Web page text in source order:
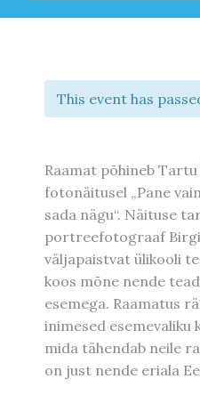
This event has
Raamat põhineb
fotonäitusel „Pane
sada nägu“. Näituse
portreefotograaf
väljapaistvat ülikooli
koos mõne nende
esemega. Raamatus
inimesed esemevaliku
mida tähendab neile
on just nende eriala